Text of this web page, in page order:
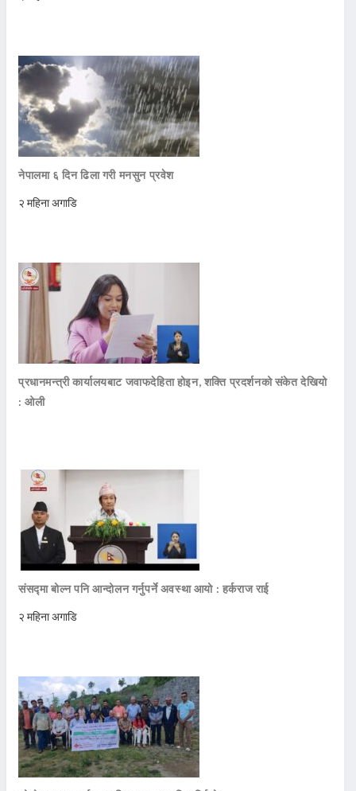
नेपालमा ६ दिन ढिला गरी मनसुन प्रवेश
२ महिना अगाडि
प्रधानमन्त्री कार्यालयबाट जवाफदेहिता होइन, शक्ति प्रदर्शनको संकेत देखियो
: ओली
संसद्मा बोल्न पनि आन्दोलन गर्नुपर्ने अवस्था आयो : हर्कराज राई
२ महिना अगाडि